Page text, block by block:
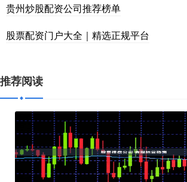
贵州炒股配资公司推荐榜单
股票配资门户大全｜精选正规平台
推荐阅读